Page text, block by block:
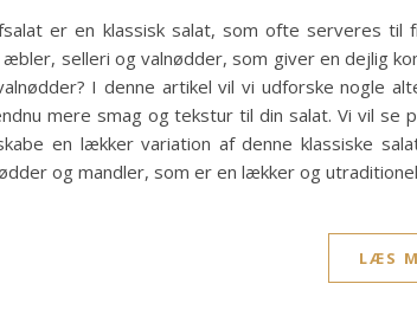
er en klassisk salat, som ofte serveres
selleri og valnødder, som giver en dejlig
I denne artikel vil vi udforske nogle
mere smag og tekstur til din salat. Vi vil se
en lækker variation af denne klassiske
og mandler, som er en lækker og
LÆS